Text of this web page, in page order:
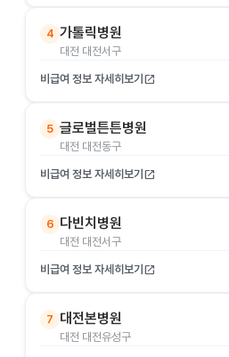
4 가톨릭병원
대전 대전서구
비급여 정보 자세히보기 open_in_new
5 글로벌튼튼병원
대전 대전동구
비급여 정보 자세히보기 open_in_new
6 다빈치병원
대전 대전서구
비급여 정보 자세히보기 open_in_new
7 대전본병원
대전 대전유성구